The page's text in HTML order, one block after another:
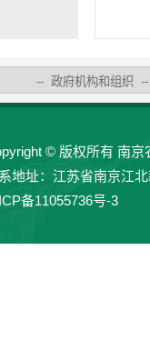
© 版权所有 南京
地址：江苏省南京江
备11055736号-3